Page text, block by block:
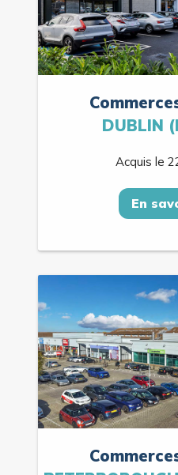
DUBLIN
Acquis le
En